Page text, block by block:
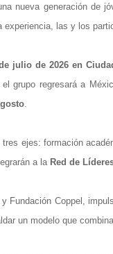
nueva generación de
las y los
julio de 2026 en
grupo regresará a
ejes: formación
a la Red de
Fundación Coppel,
un modelo que